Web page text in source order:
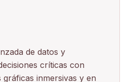
de datos y
críticas con
inmersivas y en